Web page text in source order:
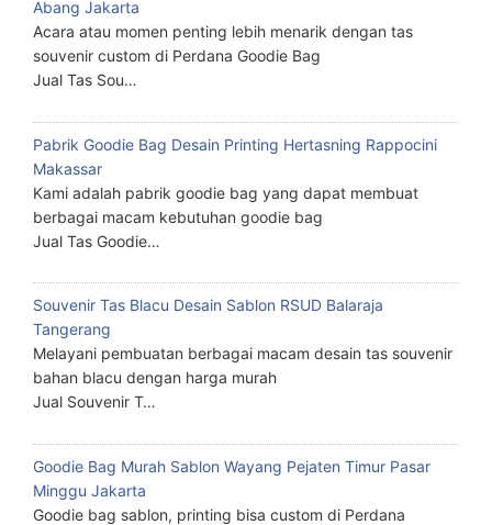
Abang Jakarta
Acara atau momen penting lebih menarik dengan tas
souvenir custom di Perdana Goodie Bag
Jual Tas Sou…
Pabrik Goodie Bag Desain Printing Hertasning Rappocini
Makassar
Kami adalah pabrik goodie bag yang dapat membuat
berbagai macam kebutuhan goodie bag
Jual Tas Goodie…
Souvenir Tas Blacu Desain Sablon RSUD Balaraja
Tangerang
Melayani pembuatan berbagai macam desain tas souvenir
bahan blacu dengan harga murah
Jual Souvenir T…
Goodie Bag Murah Sablon Wayang Pejaten Timur Pasar
Minggu Jakarta
Goodie bag sablon, printing bisa custom di Perdana